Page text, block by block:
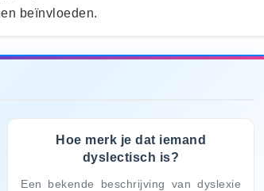
beïnvloeden.
Hoe merk je dat iemand
dyslectisch is?
Een bekende beschrijving van dyslexie